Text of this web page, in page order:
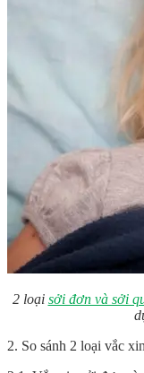
2 loại sởi đơn và sởi
2. So sánh 2 loại vắc